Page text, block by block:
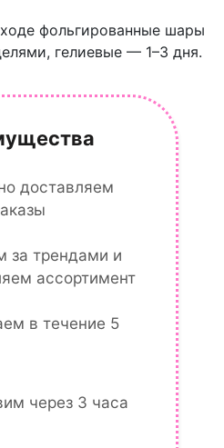
фольгированные шары
гелиевые — 1–3 дня.
доставляем
за трендами и
ассортимент
в течение 5
через 3 часа